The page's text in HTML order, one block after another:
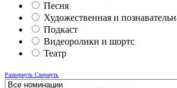
Песня
Художественная и
Подкаст
Видеоролики и шортс
Театр
Развернуть Свернуть